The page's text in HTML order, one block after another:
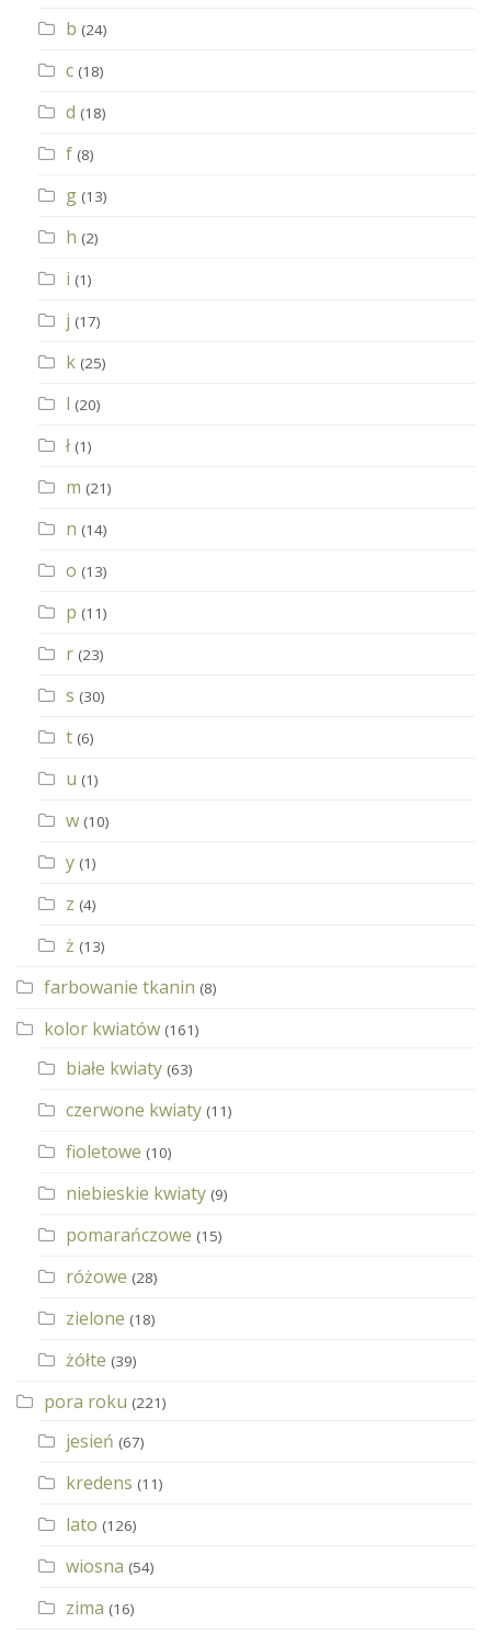
b (24)
c (18)
d (18)
f (8)
g (13)
h (2)
i (1)
j (17)
k (25)
l (20)
ł (1)
m (21)
n (14)
o (13)
p (11)
r (23)
s (30)
t (6)
u (1)
w (10)
y (1)
z (4)
ż (13)
farbowanie tkanin (8)
kolor kwiatów (161)
białe kwiaty (63)
czerwone kwiaty (11)
fioletowe (10)
niebieskie kwiaty (9)
pomarańczowe (15)
różowe (28)
zielone (18)
żółte (39)
pora roku (221)
jesień (67)
kredens (11)
lato (126)
wiosna (54)
zima (16)